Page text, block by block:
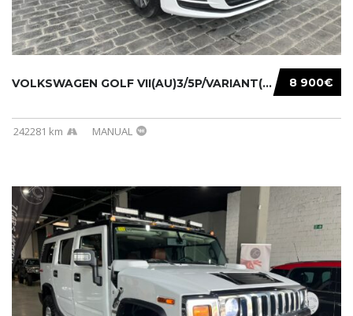
8 900€
VOLKSWAGEN GOLF VII(AU)3/5P/VARIANT(12-16 20...
242281 km MANUAL